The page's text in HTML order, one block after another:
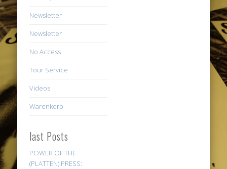
Newsletter
Newsletter
No Access
Tour Service
Videos
Warenkorb
last Posts
POWER OF THE
(PLATTEN) PRESS: